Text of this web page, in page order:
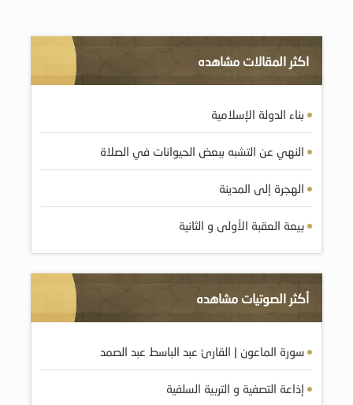
اكثر المقالات مشاهده
بناء الدولة الإسلامية
النهي عن التشبه ببعض الحيوانات في الصلاة
الهجرة إلى المدينة
بيعة العقبة الأولى و الثانية
أكثر الصوتيات مشاهده
سورة الماعون | القارئ عبد الباسط عبد الصمد
إذاعة التصفية و التربية السلفية